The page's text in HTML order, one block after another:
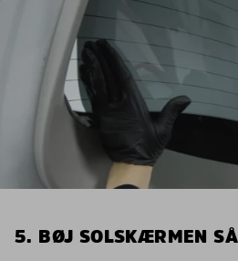
5. BØJ SOLSKÆRMEN